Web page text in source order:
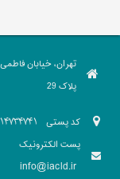
تهران، خیابان
پلاک 29
کد پستی
پست الکترونیک
info@iacld.ir